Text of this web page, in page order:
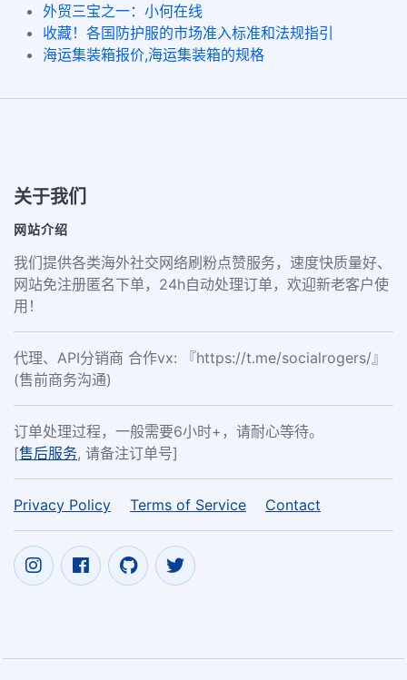
外贸三宝之一：小何在线
收藏！各国防护服的市场准入标准和法规指引
海运集装箱报价,海运集装箱的规格
关于我们
网站介绍
我们提供各类海外社交网络刷粉点赞服务，速度快质量好、
网站免注册匿名下单，24h自动处理订单，欢迎新老客户使
用！
代理、API分销商 合作vx: 『https://t.me/socialrogers/』
(售前商务沟通)
订单处理过程，一般需要6小时+，请耐心等待。
[售后服务, 请备注订单号]
Privacy Policy Terms of Service Contact